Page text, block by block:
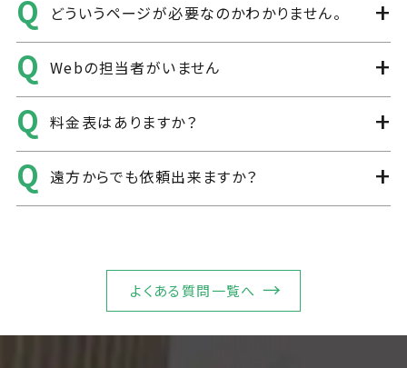
どういうページが必要なのかわかりません。
Webの担当者がいません
料金表はありますか？
遠方からでも依頼出来ますか？
よくある質問一覧へ